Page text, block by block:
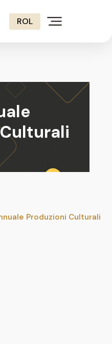
ROL
Produzioni Culturali